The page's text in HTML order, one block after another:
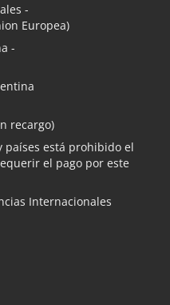
-
Europea)
-
recargo)
países está prohibido el
el pago por este
Internacionales